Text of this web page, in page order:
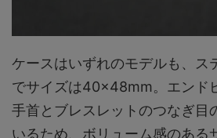
ケースはいずれのモデルも、ス
でサイズは40×48mm。エンド
手首とブレスレットのつなぎ目
いるため、ボリューム感のある